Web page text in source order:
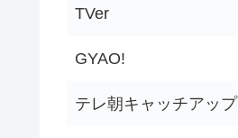
TVer
GYAO!
テレ朝キャッチアップ